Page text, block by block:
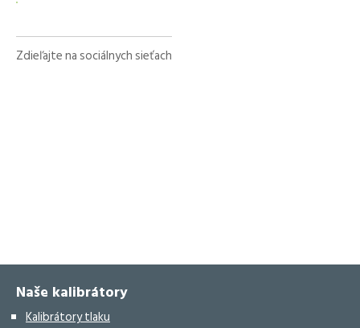
Zdieľajte na sociálnych sieťach
Naše kalibrátory
Kalibrátory tlaku